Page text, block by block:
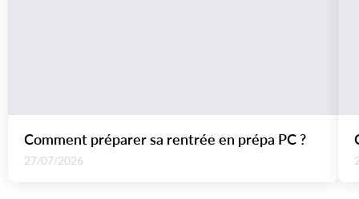
Comment préparer sa rentrée en prépa PC ?
27/07/2026